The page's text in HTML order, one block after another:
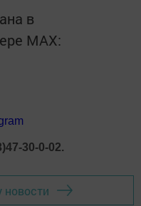
в
MАХ:
30-0-02.
новости